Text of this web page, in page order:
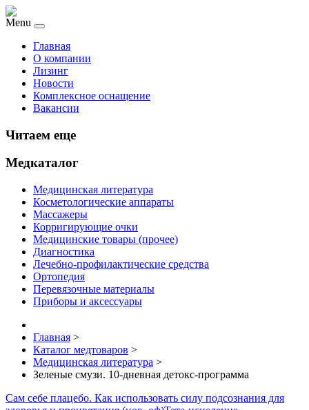
Menu
Главная
О компании
Лизинг
Новости
Комплексное оснащение
Вакансии
Читаем еще
Медкаталог
Медицинская литература
Косметологические аппараты
Массажеры
Корригирующие очки
Медицинские товары (прочее)
Диагностика
Лечебно-профилактические средства
Ортопедия
Перевязочные материалы
Приборы и аксессуары
Главная >
Каталог медтоваров >
Медицинская литература >
Зеленые смузи. 10-дневная детокс-программа
Сам себе плацебо. Как использовать силу подсознания для